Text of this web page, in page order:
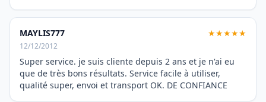
MAYLIS777 ★★★★★
12/12/2012
Super service. je suis cliente depuis 2 ans et je n'ai eu
que de très bons résultats. Service facile à utiliser,
qualité super, envoi et transport OK. DE CONFIANCE